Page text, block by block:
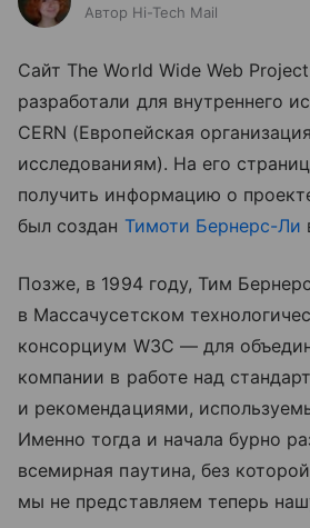
Автор Hi-Tech Mail
Сайт The World Wide Web
разработали для внутреннего
CERN (Европейская
исследованиям). На его
получить информацию о
был создан Тимоти Бернерс-Ли
Позже, в 1994 году, Тим
в Массачусетском
консорциум W3C — для
компании в работе над
и рекомендациями,
Именно тогда и начала бурно
всемирная паутина, без которой
мы не представляем теперь